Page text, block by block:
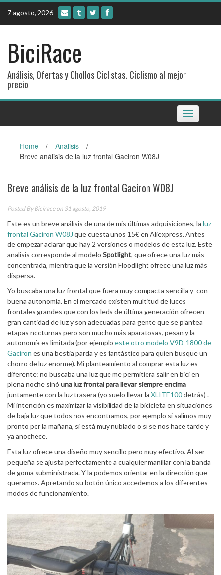
Skip
content
7 agosto, 2026
BiciRace
Análisis, Ofertas y Chollos Ciclistas. Ciclismo al mejor
precio
Toggle
navigation
Home / Análisis
/
Breve análisis de la luz frontal Gaciron W08J
Breve análisis de la luz frontal Gaciron W08J
Posted ByBiciraceon 31 agosto, 2019
Este es un breve análisis de una de mis últimas adquisiciones, la luz
frontal Gaciron W08J que cuesta unos 15€ en Aliexpress. Antes
de empezar aclarar que hay 2 versiones o modelos de esta luz. Este
analisis corresponde al modelo Spotlight, que ofrece una luz más
concentrada, mientra que la versión Floodlight ofrece una luz más
dispersa.
Yo buscaba una luz frontal que fuera muy compacta sencilla y con
buena autonomía. En el mercado existen multitud de luces
frontales grandes que con los leds de última generación ofrecen
gran cantidad de luz y son adecuadas para gente que se plantea
etapas nocturnas pero son mucho más aparatosas, pesan y la
autonomía es limitada (por ejemplo este otro modelo V9D-1800 de
Gaciron es una bestia parda y es fantástico para quien busque un
chorro de luz enorme). Mi planteamiento al comprar esta luz es
diferente: no buscaba una luz que me permitiera salir en bici en
plena noche sinó una luz frontal para llevar siempre encima
juntamente con la luz trasera (yo suelo llevar la XLITE100detrás) .
Mi intención es maximizar la visibilidad de la bicicleta en situaciones
de baja luz que todos nos encontramos, por ejemplo si salimos muy
pronto por la mañana, si está muy nublado o si se nos hace tarde y
ya anochece.
Esta luz ofrece una diseño muy sencillo pero muy efectivo. Al ser
pequeña se ajusta perfectamente a cualquier manillar con la banda
de goma subministrada. Y la podemos orientar en la dirección que
queramos. Apretando su botón único accedemos a los diferentes
modos de funcionamiento.